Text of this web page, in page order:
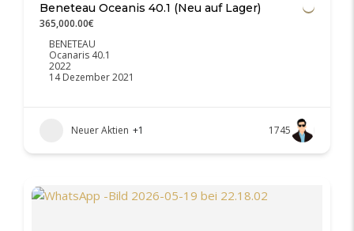
Beneteau Oceanis 40.1 (Neu auf Lager)
365,000.00€
BENETEAU
Ocanaris 40.1
2022
14 Dezember 2021
Neuer Aktien +1 1745